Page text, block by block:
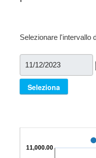
Selezionare l'intervallo
€ 11,000.00